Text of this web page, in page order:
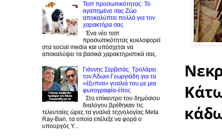
Τεστ προσωπικότητας: Το
αγαπημένο σας Zώο
αποκαλύπτει πολλά για τον
χαρακτήρα σας
Ένα νέο τεστ
προσωπικότητας κυκλοφορεί
στα social media και υπόσχεται να
αποκαλύψει τα βασικά χαρακτηριστικά σας.
Γιάννης Σερβετάς: Τρολάρει
τον Άδωνι Γεωργιάδη για τα
«έξυπνα» γυαλιά του με μια
φωτογραφία-έπος
Στο επίκεντρο του δημόσιου
διαλόγου βρέθηκαν τις
τελευταίες ώρες τα γυαλιά τεχνολογίας Meta
Ray-Ban, τα οποία επέλεξε να φορά ο
υπουργός Υ...